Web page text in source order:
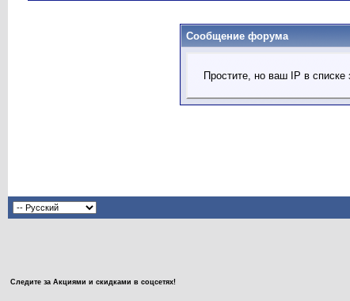
Сообщение форума
Простите, но ваш IP в
Следите за Акциями и скидками в соцсетях!